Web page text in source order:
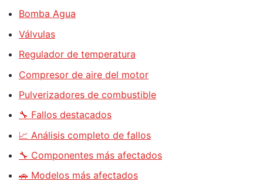
Bomba Agua
Válvulas
Regulador de temperatura
Compresor de aire del motor
Pulverizadores de combustible
🔧 Fallos destacados
📈 Análisis completo de fallos
🔧 Componentes más afectados
🚗 Modelos más afectados